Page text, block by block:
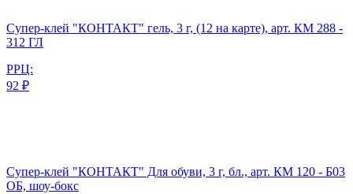
Супер-клей "КОНТАКТ" гель, 3 г, (12 на карте), арт. КМ 288 -
312 ГЛ
РРЦ:
92 ₽
Супер-клей "КОНТАКТ" Для обуви, 3 г, бл., арт. КМ 120 - Б03
ОБ, шоу-бокс